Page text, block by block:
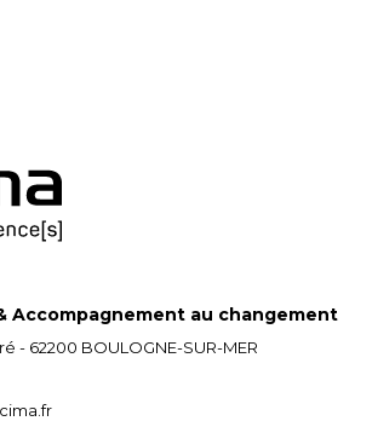
Accompagnement au changement
- 62200 BOULOGNE-SUR-MER